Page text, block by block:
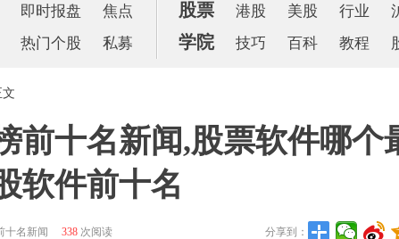
即时报盘 焦点
热门个股 私募
股票 港股 美股 行业
学院 技巧 百科 教程
文
前十名新闻,股票软件哪个
软件前十名
十名新闻 338 次阅读 分享到：